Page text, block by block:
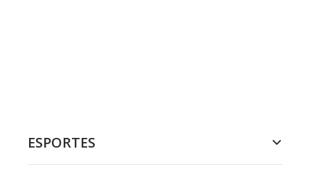
ESPORTES